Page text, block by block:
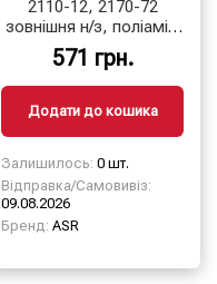
2110-12, 2170-72
зовнішня н/з, поліамід
(к-т 4 шт.) ASR
571 грн.
Додати до кошика
Залишилось: 0 шт.
Відправка/Самовивіз:
09.08.2026
Бренд: ASR